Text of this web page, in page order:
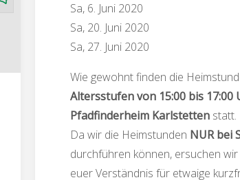
Sa, 6. Juni 2020
Sa, 20. Juni 2020
Sa, 27. Juni 2020
Wie gewohnt finden die
Altersstufen von 15:00 bis 17:00
Pfadfinderheim Karlstettenstatt.
Da wir die Heimstunden NUR bei
durchführen können, ersuchen
euer Verständnis für etwaige